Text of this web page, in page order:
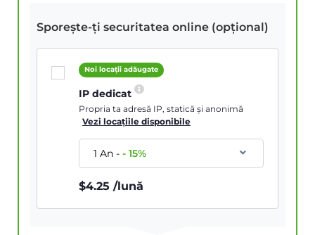
Sporește-ți securitatea online (opțional)
Noi locații adăugate
IP dedicat
Propria ta adresă IP, statică și anonimă
Vezi locațiile disponibile
1 An--15%
$4.25 /lună